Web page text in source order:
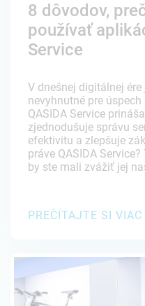
8 dôvodov,
používať
Service
V dnešnej digitálnej
nevyhnutné pre
QASIDA Service
zjednodušuje správu
efektivitu a zlepšuje
práve QASIDA
by ste mali zvážiť jej
PREČÍTAJTE SI VIAC